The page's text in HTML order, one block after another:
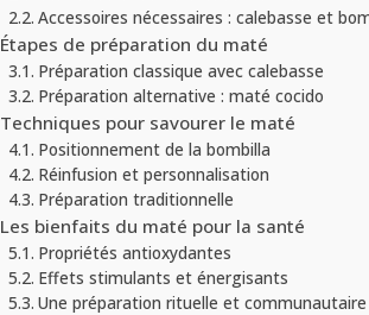
Accessoires nécessaires : calebasse et
Étapes de préparation du maté
Préparation classique avec calebasse
Préparation alternative : maté cocido
Techniques pour savourer le maté
Positionnement de la bombilla
Réinfusion et personnalisation
Préparation traditionnelle
Les bienfaits du maté pour la santé
Propriétés antioxydantes
Effets stimulants et énergisants
Une préparation rituelle et communautaire